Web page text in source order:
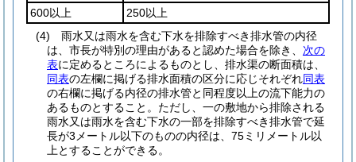
600以上
250以上
(4)
雨水又は雨水を含む下水を排除すべき排水管の内径
は、市長が特別の理由があると認めた場合を除き、 次の
表に定めるところによるものとし、排水渠の断面積は、
同表の左欄に掲げる排水面積の区分に応じそれぞれ同表
の右欄に掲げる内径の排水管と同程度以上の流下能力の
あるものとすること。 ただし、一の敷地から排除される
雨水又は雨水を含む下水の一部を排除すべき排水管で延
長が3メートル以下のものの内径は、75ミリメートル以
上とすることができる。